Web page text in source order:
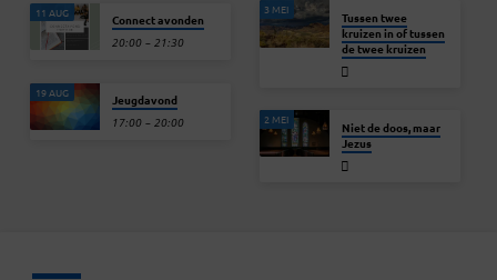
11 AUG Connect avonden
20:00 – 21:30
19 AUG Jeugdavond
17:00 – 20:00
3 MEI
Tussen twee
kruizen in of tussen
de twee kruizen
2 MEI
Niet de doos, maar
Jezus